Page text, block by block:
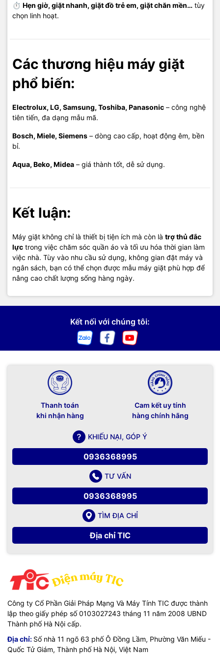
⏱️ Hẹn giờ, giặt nhanh, giặt đồ trẻ em, giặt chăn mền… tùy
chọn linh hoạt.
Các thương hiệu máy giặt
phổ biến:
Electrolux, LG, Samsung, Toshiba, Panasonic – công nghệ
tiên tiến, đa dạng mẫu mã.
Bosch, Miele, Siemens – dòng cao cấp, hoạt động êm, bền
bỉ.
Aqua, Beko, Midea – giá thành tốt, dễ sử dụng.
Kết luận:
Máy giặt không chỉ là thiết bị tiện ích mà còn là trợ thủ đắc
lực trong việc chăm sóc quần áo và tối ưu hóa thời gian làm
việc nhà. Tùy vào nhu cầu sử dụng, không gian đặt máy và
ngân sách, bạn có thể chọn được mẫu máy giặt phù hợp để
nâng cao chất lượng sống hàng ngày.
Kết nối với chúng tôi:
Thanh toán
khi nhận hàng
Cam kết uy tính
hàng chính hãng
KHIẾU NẠI, GÓP Ý
0936368995
TƯ VẤN
0936368995
TÌM ĐỊA CHỈ
Địa chỉ TIC
Công ty Cổ Phần Giải Pháp Mạng Và Máy Tính TIC được thành
lập theo giấy phép số 0103027243 tháng 11 năm 2008 UBND
Thành phố Hà Nội cấp.
Địa chỉ: Số nhà 11 ngõ 63 phố Ô Đồng Lầm, Phường Văn Miếu -
Quốc Tử Giám, Thành phố Hà Nội, Việt Nam